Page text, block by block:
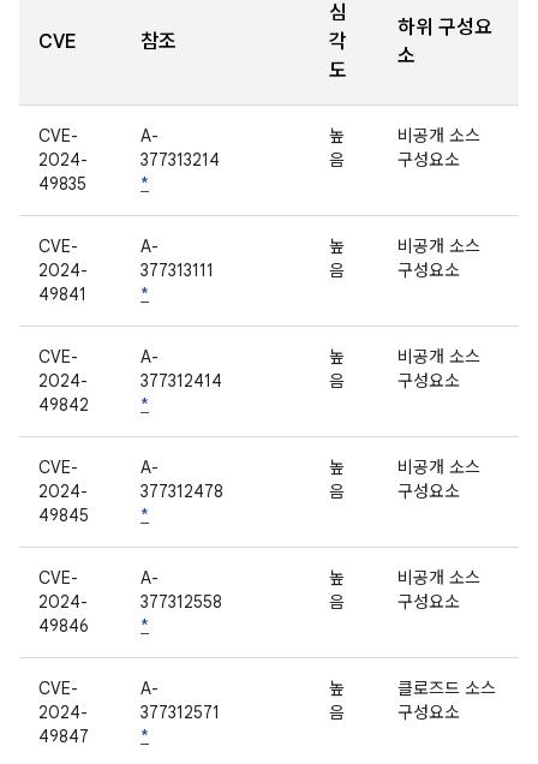
CVE 참조
심
각
도
하위 구성요
소
CVE-
2024-
49835
A-
377313214
*
높
음
비공개 소스
구성요소
CVE-
2024-
49841
A-
377313111
*
높
음
비공개 소스
구성요소
CVE-
2024-
49842
A-
377312414
*
높
음
비공개 소스
구성요소
CVE-
2024-
49845
A-
377312478
*
높
음
비공개 소스
구성요소
CVE-
2024-
49846
A-
377312558
*
높
음
비공개 소스
구성요소
CVE-
2024-
49847
A-
377312571
*
높
음
클로즈드 소스
구성요소